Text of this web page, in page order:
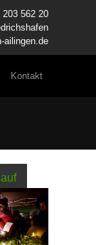
203 562 20
ailingen.de
Kontakt